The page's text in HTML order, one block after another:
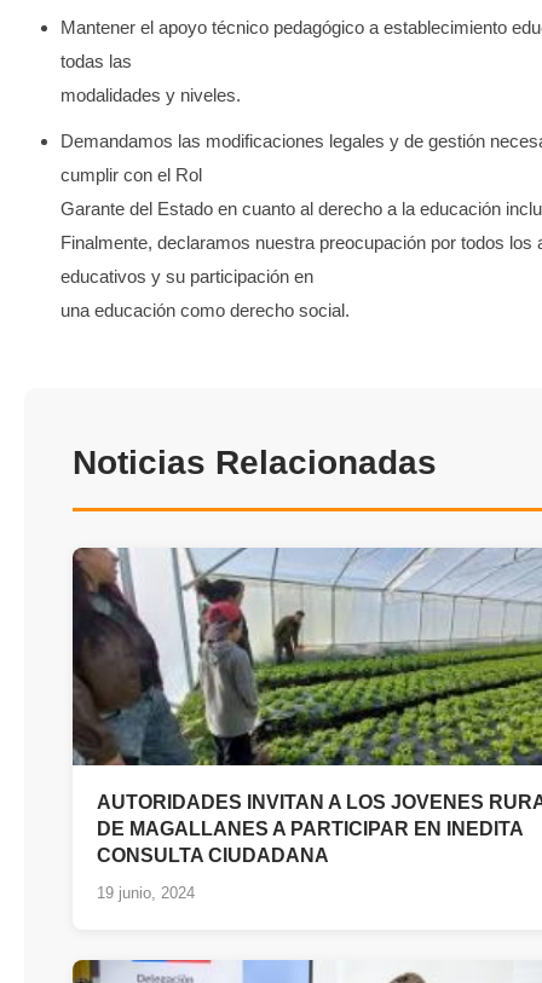
Mantener el apoyo técnico pedagógico a establecimiento
todas las
modalidades y niveles.
Demandamos las modificaciones legales y de gestión
cumplir con el Rol
Garante del Estado en cuanto al derecho a la educación
Finalmente, declaramos nuestra preocupación por todos los
educativos y su participación en
una educación como derecho social.
Noticias Relacionadas
AUTORIDADES INVITAN A LOS JOVENES
DE MAGALLANES A PARTICIPAR EN INEDITA
CONSULTA CIUDADANA
19 junio, 2024